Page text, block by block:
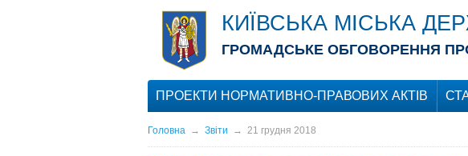
КИЇВСЬКА МІСЬКА
ГРОМАДСЬКЕ ОБГОВОРЕННЯ
ПРОЕКТИ НОРМАТИВНО-ПРАВОВИХ АКТІВ
Головна→ Звіти → 21 грудня 2018